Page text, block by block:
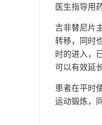
医生指导用
吉非替尼片
转移，同时
时的进入，
可以有效延
患者在平时
运动锻炼，